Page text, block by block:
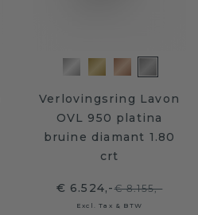
Verlovingsring Lavon
OVL 950 platina
bruine diamant 1.80
crt
€ 6.524,-€ 8.155,-
Excl. Tax & BTW